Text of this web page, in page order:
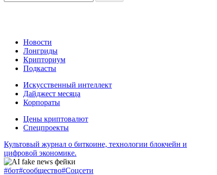
Новости
Лонгриды
Крипториум
Подкасты
Искусственный интеллект
Дайджест месяца
Корпораты
Цены криптовалют
Спецпроекты
Культовый журнал о биткоине, технологии блокчейн и
цифровой экономике.
#бот#сообщество#Соцсети